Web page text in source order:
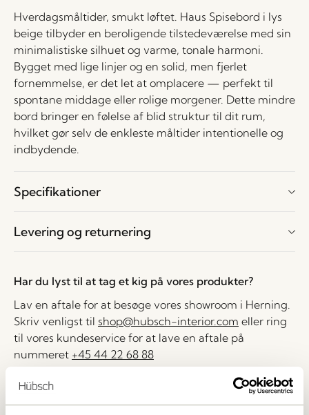
Hverdagsmåltider, smukt løftet. Haus Spisebord i lys
beige tilbyder en beroligende tilstedeværelse med sin
minimalistiske silhuet og varme, tonale harmoni.
Bygget med lige linjer og en solid, men fjerlet
fornemmelse, er det let at omplacere — perfekt til
spontane middage eller rolige morgener. Dette mindre
bord bringer en følelse af blid struktur til dit rum,
hvilket gør selv de enkleste måltider intentionelle og
indbydende.
Specifikationer
Levering og returnering
Har du lyst til at tag et kig på vores produkter?
Lav en aftale for at besøge vores showroom i Herning.
Skriv venligst til shop@hubsch-interior.com eller ring
til vores kundeservice for at lave en aftale på
nummeret +45 44 22 68 88
Levering indenfor 1-4 hverdage